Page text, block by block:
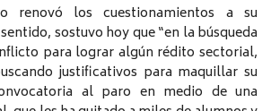
renovó los cuestionamientos a su
sostuvo hoy que “en la búsqueda
para lograr algún rédito sectorial,
justificativos para maquillar su
al paro en medio de una